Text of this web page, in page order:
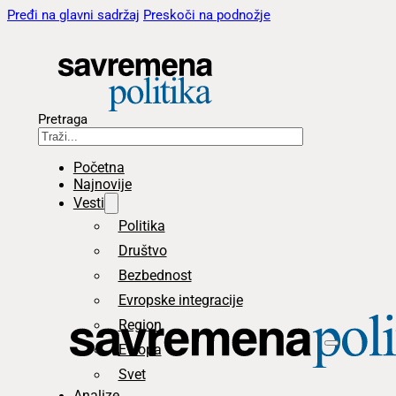
Pređi na glavni sadržaj Preskoči na podnožje
Pretraga
Početna
Najnovije
Vesti
Politika
Društvo
Bezbednost
Evropske integracije
Region
Evropa
Svet